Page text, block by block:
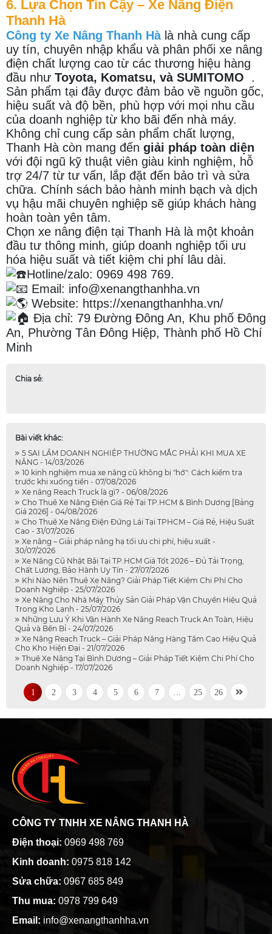
6. Lựa Chọn Tin Cậy – Xe Nâng Điện
Thanh Hà
Công ty Xe Nâng Thanh Hàlà nhà cung cấp
uy tín, chuyên nhập khẩu và phân phối xe nâng
điện chất lượng cao từ các thương hiệu hàng
đầu như Toyota, Komatsu, và SUMITOMO .
Sản phẩm tại đây được đảm bảo về nguồn gốc,
hiệu suất và độ bền, phù hợp với mọi nhu cầu
của doanh nghiệp từ kho bãi đến nhà máy.
Không chỉ cung cấp sản phẩm chất lượng,
Thanh Hà còn mang đến giải pháp toàn diện
với đội ngũ kỹ thuật viên giàu kinh nghiệm, hỗ
trợ 24/7 từ tư vấn, lắp đặt đến bảo trì và sửa
chữa. Chính sách bảo hành minh bạch và dịch
vụ hậu mãi chuyên nghiệp sẽ giúp khách hàng
hoàn toàn yên tâm.
Chọn xe nâng điện tại Thanh Hà là một khoản
đầu tư thông minh, giúp doanh nghiệp tối ưu
hóa hiệu suất và tiết kiệm chi phí lâu dài.
Hotline/zalo: 0969 498 769.
Email: info@xenangthanhha.vn
Website: https://xenangthanhha.vn/
Địa chỉ: 79 Đường Đông An, Khu phố Đông
An, Phường Tân Đông Hiệp, Thành phố Hồ Chí
Minh
Chia sẻ:
Bài viết khác:
5 SAI LẦM DOANH NGHIỆP THƯỜNG MẮC PHẢI KHI MUA XE
NÂNG - 14/03/2026
10 kinh nghiệm mua xe nâng cũ không bị "hớ": Cách kiểm tra
trước khi xuống tiền - 07/08/2026
Xe nâng Reach Truck là gì? - 06/08/2026
Cho Thuê Xe Nâng Điện Giá Rẻ Tại TP.HCM & Bình Dương [Bảng
Giá 2026] - 04/08/2026
Cho Thuê Xe Nâng Điện Đứng Lái Tại TPHCM – Giá Rẻ, Hiệu Suất
Cao - 31/07/2026
Xe nâng – Giải pháp nâng hạ tối ưu chi phí, hiệu xuất -
30/07/2026
Xe Nâng Cũ Nhật Bãi Tại TP.HCM Giá Tốt 2026 – Đủ Tải Trọng,
Chất Lượng, Bảo Hành Uy Tín - 27/07/2026
Khi Nào Nên Thuê Xe Nâng? Giải Pháp Tiết Kiệm Chi Phí Cho
Doanh Nghiệp - 25/07/2026
Xe Nâng Cho Nhà Máy Thủy Sản Giải Pháp Vận Chuyển Hiệu Quả
Trong Kho Lạnh - 25/07/2026
Những Lưu Ý Khi Vận Hành Xe Nâng Reach Truck An Toàn, Hiệu
Quả và Bền Bỉ - 24/07/2026
Xe Nâng Reach Truck – Giải Pháp Nâng Hàng Tầm Cao Hiệu Quả
Cho Kho Hiện Đại - 21/07/2026
Thuê Xe Nâng Tại Bình Dương – Giải Pháp Tiết Kiệm Chi Phí Cho
Doanh Nghiệp - 17/07/2026
1 2 3 4 5 6 7 25 26
CÔNG TY TNHH XE NÂNG THANH HÀ
Điện thoại: 0969 498 769
Kinh doanh: 0975 818 142
Sửa chữa: 0967 685 849
Thu mua: 0978 799 649
Email: info@xenangthanhha.vn